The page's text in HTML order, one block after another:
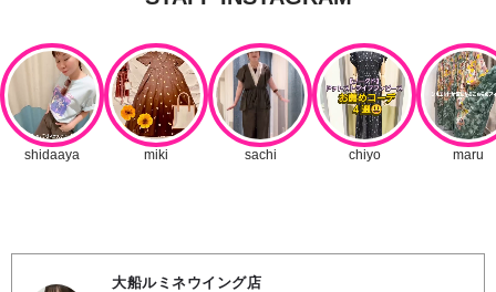
大船ルミネウイング店